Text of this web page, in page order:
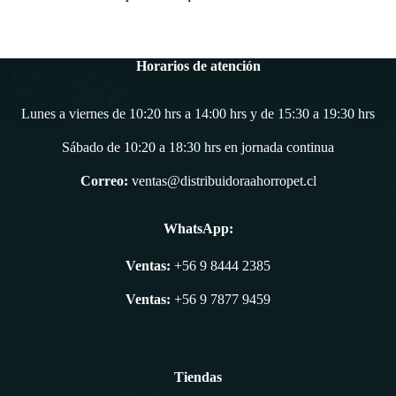
Horarios de atención
Lunes a viernes de 10:20 hrs a 14:00 hrs y de 15:30 a 19:30 hrs
Sábado de 10:20 a 18:30 hrs en jornada continua
Correo: ventas@distribuidoraahorropet.cl
WhatsApp:
Ventas: +56 9 8444 2385
Ventas: +56 9 7877 9459
Tiendas